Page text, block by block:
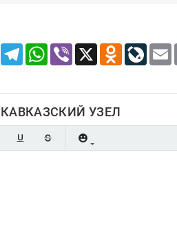
VK TelegramWhatsApp
Viber X
УЗЕЛ